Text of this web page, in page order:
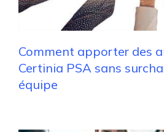
Comment apporter des
Certinia PSA sans
équipe